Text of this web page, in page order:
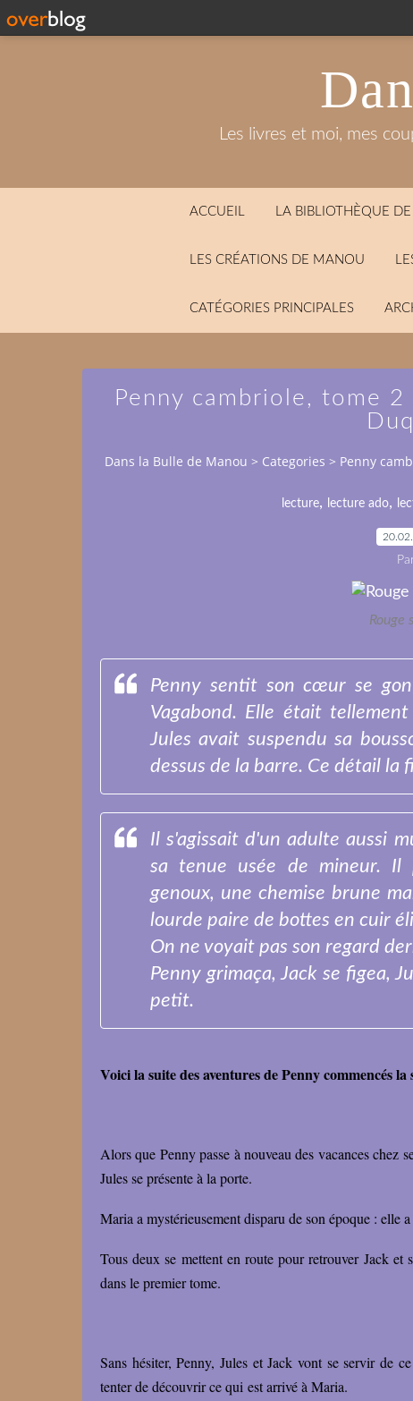
Les livres et moi, mes
ACCUEIL LA BIBLIOTHÈQUE
LES CRÉATIONS DE MANOU
CATÉGORIES PRINCIPALES
Penny cambriole, tome
Dans la Bulle de Manou > Categories > Penny
lecture, lecture ado,
Rouge
Penny sentit son cœur se
Vagabond. Elle était
Jules avait suspendu sa
dessus de la barre. Ce détail la
Il s'agissait d'un adulte aussi
sa tenue usée de mineur. Il
genoux, une chemise brune
lourde paire de bottes en cuir
On ne voyait pas son regard
Penny grimaça, Jack se figea,
petit.
Voici la suitedes aventures de Penny commencés
Alors que Penny passe à nouveau des vacances chez
Jules se présente à la porte.
Maria a mystérieusement disparu de son époque : elle
Tous deux se mettent en route pour retrouver Jack
dans le premier tome.
Sans hésiter, Penny, Jules et Jack vont se servir de
tenter de découvrir ce qui est arrivé à Maria.